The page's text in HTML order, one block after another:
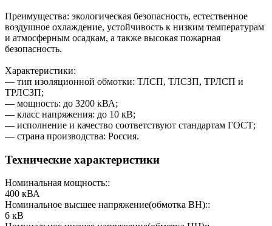
Преимущества: экологическая безопасность, естественное
воздушное охлаждение, устойчивость к низким температурам
и атмосферным осадкам, а также высокая пожарная
безопасность.
Характеристики:
— тип изоляционной обмотки: ТЛСП, ТЛСЗП, ТРЛСП и
ТРЛСЗП;
— мощность: до 3200 кВА;
— класс напряжения: до 10 кВ;
— исполнение и качество соответствуют стандартам ГОСТ;
— страна производства: Россия.
Технические характеристики
Номинальная мощность::
400 кВА
Номинальное высшее напряжение(обмотка ВН)::
6 кВ